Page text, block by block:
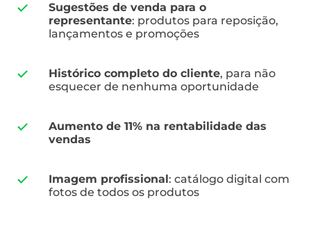
Sugestões de venda para o
representante: produtos para reposição,
lançamentos e promoções
Histórico completo do cliente, para não
esquecer de nenhuma oportunidade
Aumento de 11% na rentabilidade das
vendas
Imagem profissional : catálogo digital com
fotos de todos os produtos